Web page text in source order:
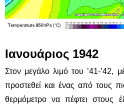
Ιανουάριος 1942
Στον μεγάλο λιμό του ’41-’42,
προστεθεί και ένας από τους
θερμόμετρο να πέφτει στους